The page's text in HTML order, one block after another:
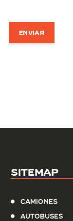
Sitemap
Camiones
Autobuses